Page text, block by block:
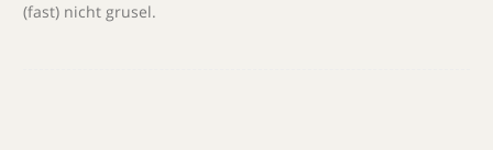
(fast) nicht grusel.